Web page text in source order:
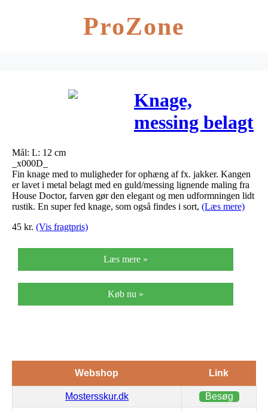
ProZone
Knage,
messing belagt
“forged”
Mål: L: 12 cm
_x000D_
Fin knage med to muligheder for ophæng af fx. jakker. Kangen
er lavet i metal belagt med en guld/messing lignende maling fra
House Doctor, farven gør den elegant og men udformningen lidt
rustik. En super fed knage, som også findes i sort, (Læs mere)
45 kr. (Vis fragtpris)
Læs mere »
Køb nu »
Webshop Link
Mostersskur.dk Besøg